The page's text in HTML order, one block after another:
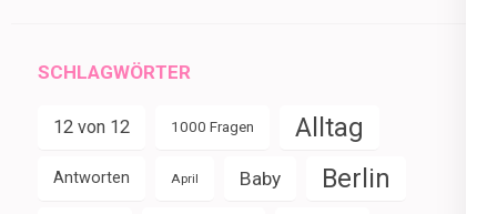
SCHLAGWÖRTER
12 von 12 1000 Fragen Alltag
Antworten April Baby Berlin